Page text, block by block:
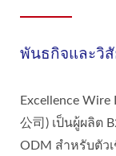
พันธกิจและวิ
Excellence Wire
公司) เป็นผู้ผลิต
ODM สำหรับตัว